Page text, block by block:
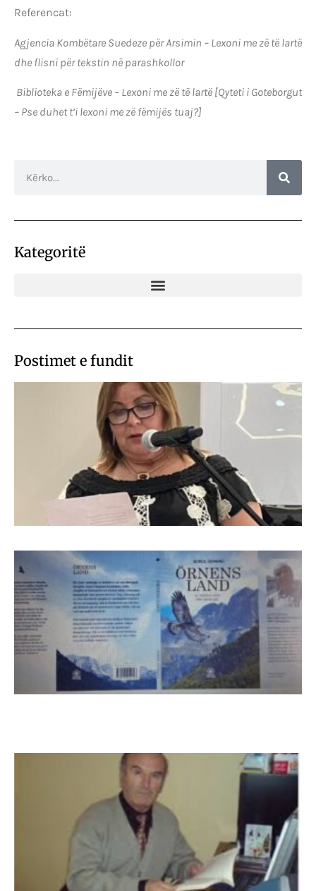
Referencat:
Agjencia Kombëtare Suedeze për Arsimin – Lexoni me zë të lartë
dhe flisni për tekstin në parashkollor
Biblioteka e Fëmijëve – Lexoni me zë të lartë [Qyteti i Goteborgut
– Pse duhet t’i lexoni me zë fëmijës tuaj?]
Kategoritë
Postimet e fundit